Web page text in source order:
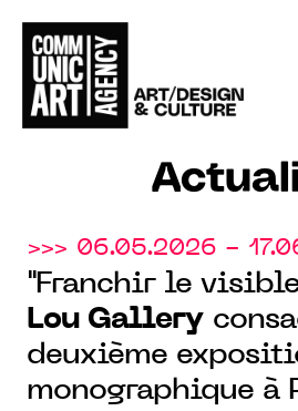
>>> 06.05.2026 -
"Franchir le
Lou Gallery
deuxième
monographique à